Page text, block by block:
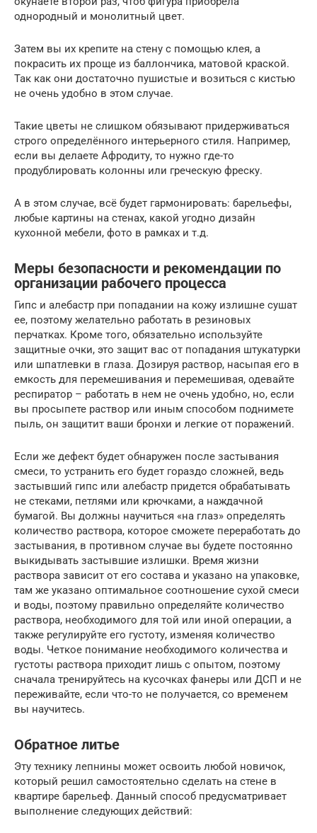
однородный и монолитный цвет.
Затем вы их крепите на стену с помощью клея, а
покрасить их проще из баллончика, матовой краской.
Так как они достаточно пушистые и возиться с кистью
не очень удобно в этом случае.
Такие цветы не слишком обязывают придерживаться
строго определённого интерьерного стиля. Например,
если вы делаете Афродиту, то нужно где-то
продублировать колонны или греческую фреску.
А в этом случае, всё будет гармонировать: барельефы,
любые картины на стенах, какой угодно дизайн
кухонной мебели, фото в рамках и т.д.
Меры безопасности и рекомендации по
организации рабочего процесса
Гипс и алебастр при попадании на кожу излишне сушат
ее, поэтому желательно работать в резиновых
перчатках. Кроме того, обязательно используйте
защитные очки, это защит вас от попадания штукатурки
или шпатлевки в глаза. Дозируя раствор, насыпая его в
емкость для перемешивания и перемешивая, одевайте
респиратор – работать в нем не очень удобно, но, если
вы просыпете раствор или иным способом поднимете
пыль, он защитит ваши бронхи и легкие от поражений.
Если же дефект будет обнаружен после застывания
смеси, то устранить его будет гораздо сложней, ведь
застывший гипс или алебастр придется обрабатывать
не стеками, петлями или крючками, а наждачной
бумагой. Вы должны научиться «на глаз» определять
количество раствора, которое сможете переработать до
застывания, в противном случае вы будете постоянно
выкидывать застывшие излишки. Время жизни
раствора зависит от его состава и указано на упаковке,
там же указано оптимальное соотношение сухой смеси
и воды, поэтому правильно определяйте количество
раствора, необходимого для той или иной операции, а
также регулируйте его густоту, изменяя количество
воды. Четкое понимание необходимого количества и
густоты раствора приходит лишь с опытом, поэтому
сначала тренируйтесь на кусочках фанеры или ДСП и не
переживайте, если что-то не получается, со временем
вы научитесь.
Обратное литье
Эту технику лепнины может освоить любой новичок,
который решил самостоятельно сделать на стене в
квартире барельеф. Данный способ предусматривает
выполнение следующих действий: